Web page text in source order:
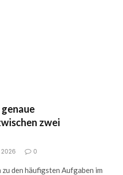
zwei
0
den häufigsten Aufgaben im